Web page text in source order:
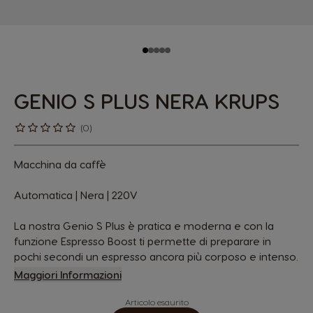
GENIO S PLUS NERA KRUPS
(0)
Macchina da caffè
Automatica | Nera | 220V
La nostra Genio S Plus è pratica e moderna e con la
funzione Espresso Boost ti permette di preparare in
pochi secondi un espresso ancora più corposo e intenso.
Maggiori Informazioni
Articolo esaurito